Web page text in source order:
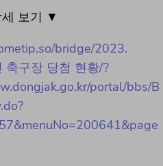
세 보기 ▼
bridge/2023.
축구장 당첨 현황/?
portal/bbs/B